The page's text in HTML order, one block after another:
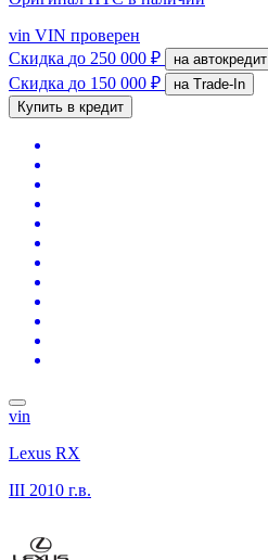
vin VIN проверен
Скидка до 250 000 ₽ на автокредит
Скидка до 150 000 ₽
на Trade-In
Купить в кредит
vin
Lexus RX
III 2010 г.в.